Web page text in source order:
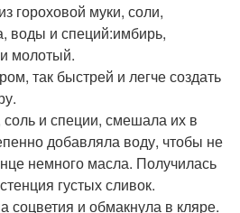
гороховой муки, соли,
воды и специй:имбирь,
молотый.
так быстрей и легче создать
и специи, смешала их в
добавляла воду, чтобы не
немного масла. Получилась
густых сливок.
соцветия и обмакнула в кляре.